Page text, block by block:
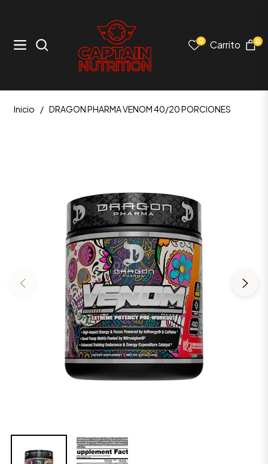
Navigation
0 Carrito 0
Inicio / DRAGON PHARMA VENOM 40/20 PORCIONES